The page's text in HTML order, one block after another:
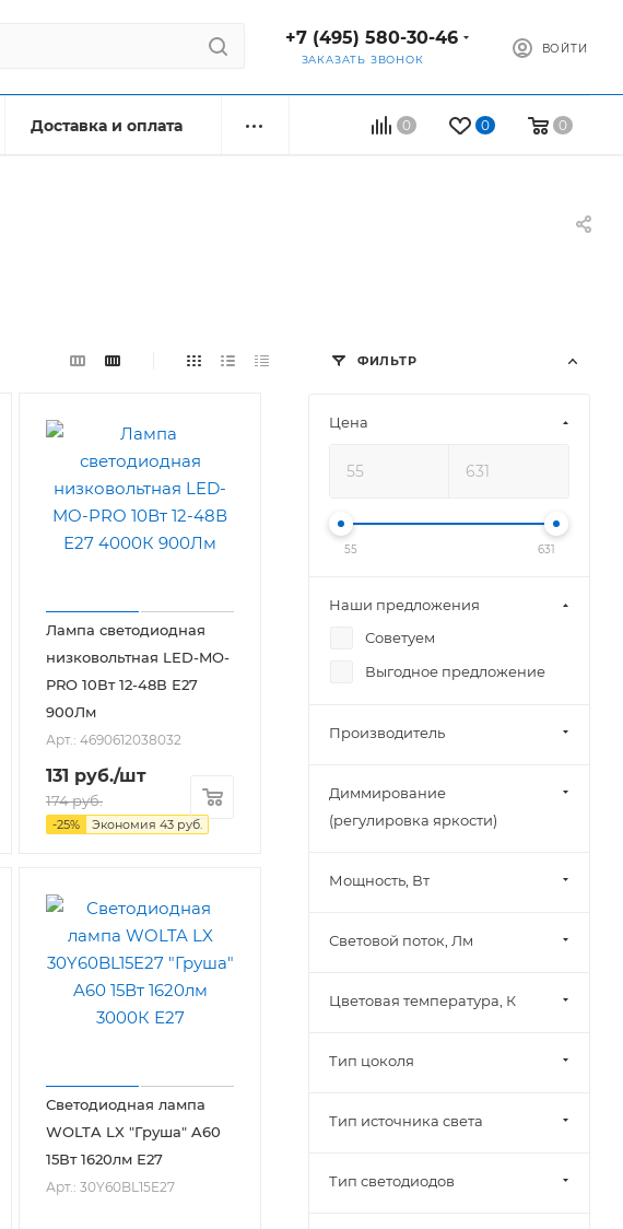
+7 (495) 580-30-46
ЗАКАЗАТЬ ЗВОНОК
ВОЙТИ
0 0 0
Доставка и оплата
Лампа светодиодная
низковольтная LED-MO-
PRO 10Вт 12-48В Е27
900Лм
Арт.: 4690612038032
131 руб./шт
174руб.
-25% Экономия 43 руб.
Светодиодная лампа
WOLTA LX "Груша" A60
15Вт 1620лм Е27
Арт.: 30Y60BL15E27
ФИЛЬТР
Цена
55 631
Наши предложения
Советуем
Выгодное предложение
Производитель
Диммирование
(регулировка яркости)
Мощность, Вт
Световой поток, Лм
Цветовая температура, К
Тип цоколя
Тип источника света
Тип светодиодов